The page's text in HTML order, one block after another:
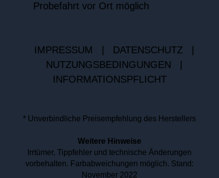
Probefahrt vor Ort möglich
IMPRESSUM DATENSCHUTZ
NUTZUNGSBEDINGUNGEN
INFORMATIONSPFLICHT
* Unverbindliche Preisempfehlung des Herstellers
Weitere Hinweise
Irrtümer, Tippfehler und technische Änderungen
vorbehalten. Farbabweichungen möglich. Stand:
November 2022